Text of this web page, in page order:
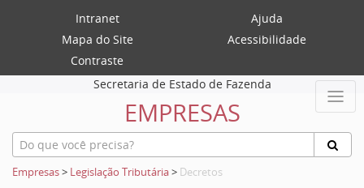
Intranet
Ajuda
Mapa do Site
Acessibilidade
Contraste
Secretaria de Estado de Fazenda
EMPRESAS
Empresas> Legislação Tributária> Decretos